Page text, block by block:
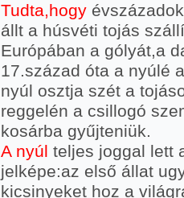
Tudta,hogy
állt a húsvéti tojás
Európában a gólyát,a
17.század óta a nyúlé
nyúl osztja szét a
reggelén a csillogó
kosárba gyűjteniük.
A nyúl teljes joggal lett
jelképe:az első állat
kicsinyeket hoz a